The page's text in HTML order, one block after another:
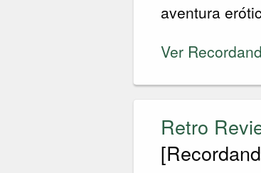
aventura
Ver
Retro